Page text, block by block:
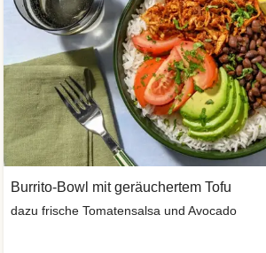
Burrito-Bowl mit geräuchertem Tofu
dazu frische Tomatensalsa und Avocado